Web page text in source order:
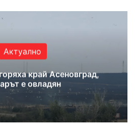
Актуално
край Асеновград,
е овладян